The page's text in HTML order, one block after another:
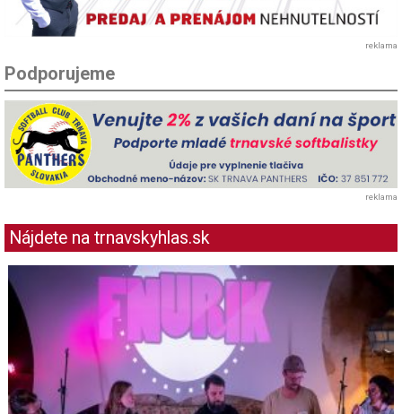
reklama
Podporujeme
reklama
Nájdete na trnavskyhlas.sk